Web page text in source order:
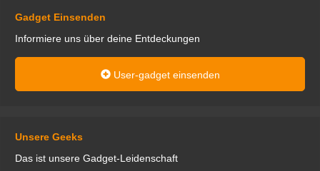
Gadget Einsenden
Informiere uns über deine Entdeckungen
User-gadget einsenden
Unsere Geeks
Das ist unsere Gadget-Leidenschaft